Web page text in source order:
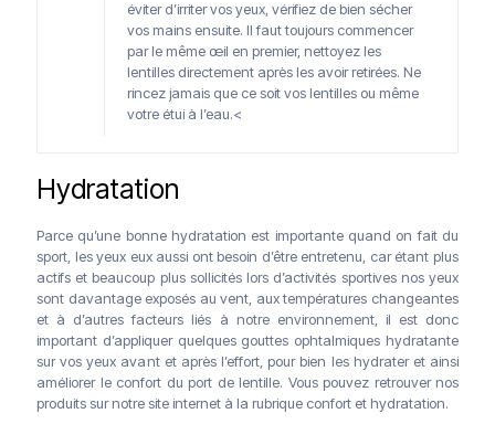
éviter d’irriter vos yeux, vérifiez de bien sécher
vos mains ensuite. Il faut toujours commencer
par le même œil en premier, nettoyez les
lentilles directement après les avoir retirées. Ne
rincez jamais que ce soit vos lentilles ou même
votre étui à l’eau.<
Hydratation
Parce qu’une bonne hydratation est importante quand on fait du
sport, les yeux eux aussi ont besoin d’être entretenu, car étant plus
actifs et beaucoup plus sollicités lors d’activités sportives nos yeux
sont davantage exposés au vent, aux températures changeantes
et à d’autres facteurs liés à notre environnement, il est donc
important d’appliquer quelques gouttes ophtalmiques hydratante
sur vos yeux avant et après l’effort, pour bien les hydrater et ainsi
améliorer le confort du port de lentille. Vous pouvez retrouver nos
produits sur notre site internet à la rubrique confort et hydratation.